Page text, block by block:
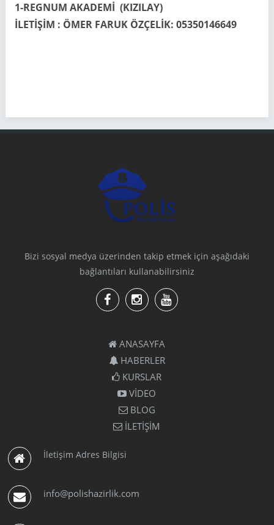
1-REGNUM AKADEMİ (KIZILAY)
İLETİŞİM : ÖMER FARUK ÖZÇELİK: 05350146649
Bizi sosyal medya üzerinden takip etmek için aşağıdaki
bağlantıları kullanabilirsiniz
ANASAYFA
HABERLER
KURSLAR
VİDEO
BLOG
İLETİŞİM
İletişim Adres Bilgisi
info@polishazirlik.com